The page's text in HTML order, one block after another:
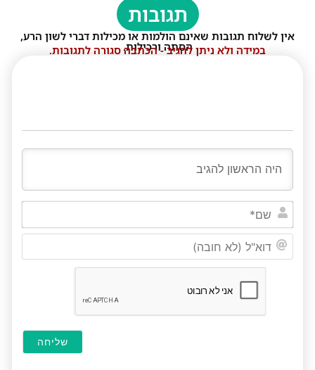
תגובות
אין לשלוח תגובות שאינם הולמות או מכילות דברי לשון הרע,
הסתה ורכילות.
במידה ולא ניתן להגיב - הכתבה סגורה לתגובות.